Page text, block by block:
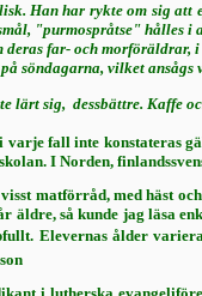
Han har rykte om sig
"purmospråtse"
far- och
söndagarna, vilket
sig,  dessbättre. Kaffe
fall inte konstateras
I Norden,
matför­råd, med häst
äldre, så kunde jag läsa
Elevernas ålder